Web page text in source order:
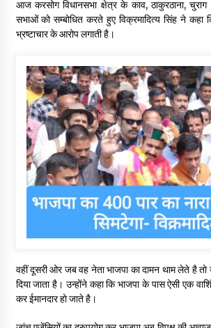
नितिन गडकरी से मिले विक्रमादित्य सिंह,
मिली बड़ी सौगात
आज करसोग विधानसभा क्षेत्र के काव, ठाकुरठाना, चुराग
सभाओं को सम्बोधित करते हुए विक्रमादित्य सिंह ने कहा
भ्रष्टाचार के आरोप लगाती है।
वहीं दूसरी ओर जब वह नेता भाजपा का दामन थाम लेते है तो
दिया जाता है। उन्होंने कहा कि भाजपा के पास ऐसी एक
कर ईमानदार हो जाते है।